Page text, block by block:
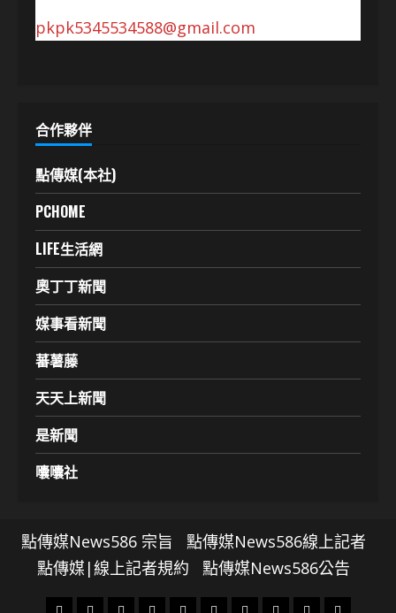
pkpk5345534588@gmail.com
合作夥伴
點傳媒(本社)
PCHOME
LIFE生活網
奧丁丁新聞
媒事看新聞
蕃薯藤
天天上新聞
是新聞
囔囔社
點傳媒News586 宗旨
點傳媒News586線上記者
點傳媒|線上記者規約
點傳媒News586公告
頭 財 地 文 專 娛 政 國 運 生